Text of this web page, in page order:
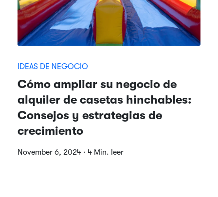
IDEAS DE NEGOCIO
Cómo ampliar su negocio de
alquiler de casetas hinchables:
Consejos y estrategias de
crecimiento
November 6, 2024 · 4 Min. leer